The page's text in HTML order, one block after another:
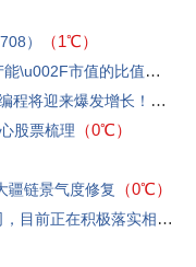
）
（1℃）
诚志股份，最低估的煤制烯烃龙头，产能\u002F市值的比值第一
Claude Code突遭全量“开源”，国产AI编程将迎来爆发增长！
（0℃
股票梳理 （0℃）
疆链景气度修复
（0℃）
康惠股份、安联锐视刚刚成立智算公司，目前正在积极落实相关订单和洽商贷款等事宜